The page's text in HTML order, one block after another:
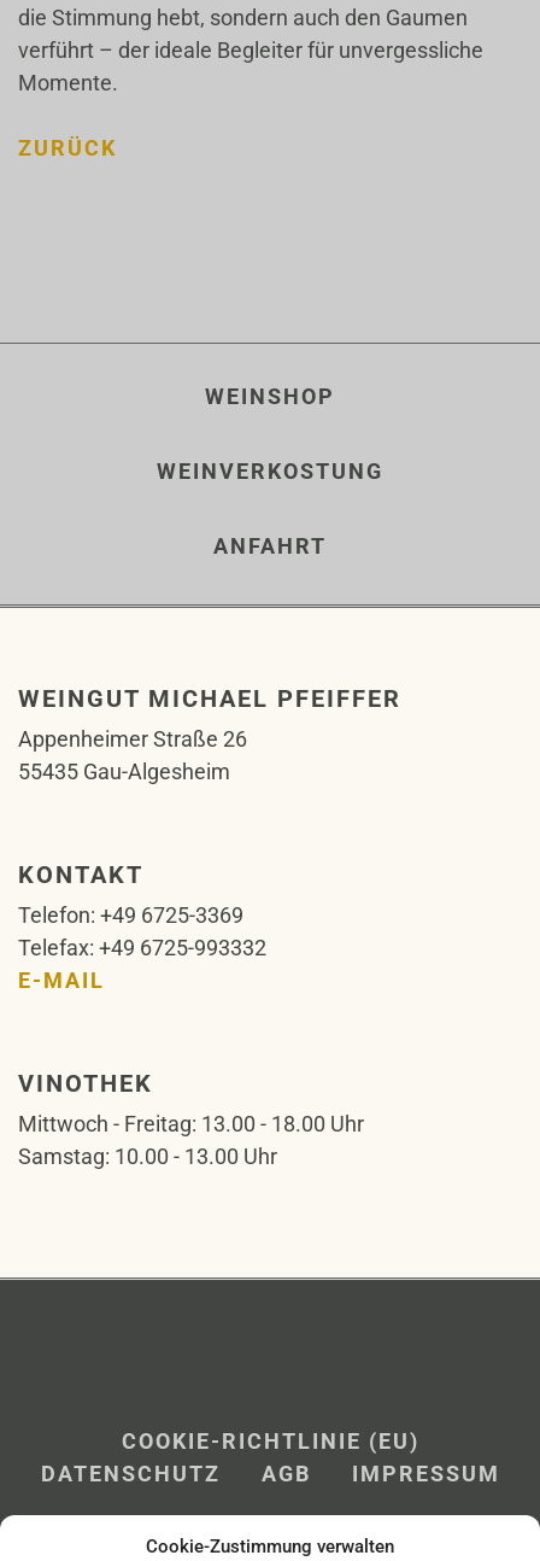
Cookie-Zustimmung verwalten
die Stimmung hebt, sondern auch den Gaumen
verführt – der ideale Begleiter für unvergessliche
Momente.
ZURÜCK
WEINSHOP
WEINVERKOSTUNG
ANFAHRT
WEINGUT MICHAEL PFEIFFER
Appenheimer Straße 26
55435 Gau-Algesheim
KONTAKT
Telefon: +49 6725-3369
Telefax: +49 6725-993332
E-MAIL
VINOTHEK
Mittwoch - Freitag: 13.00 - 18.00 Uhr
Samstag: 10.00 - 13.00 Uhr
COOKIE-RICHTLINIE (EU)
DATENSCHUTZ
AGB IMPRESSUM